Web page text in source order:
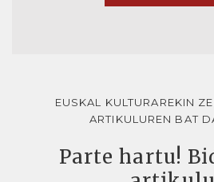
EUSKAL KULTURAREKIN
ARTIKULUREN BAT
Parte hartu!